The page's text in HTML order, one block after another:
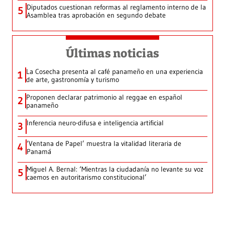
5 Diputados cuestionan reformas al reglamento interno de la
Asamblea tras aprobación en segundo debate
Últimas noticias
1 La Cosecha presenta al café panameño en una experiencia
de arte, gastronomía y turismo
2 Proponen declarar patrimonio al reggae en español
panameño
3 Inferencia neuro-difusa e inteligencia artificial
4 ‘Ventana de Papel’ muestra la vitalidad literaria de
Panamá
5 Miguel A. Bernal: ‘Mientras la ciudadanía no levante su voz
caemos en autoritarismo constitucional’